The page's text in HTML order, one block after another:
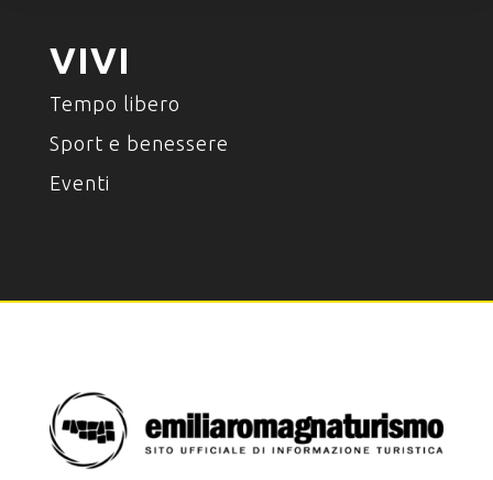
VIVI
Tempo libero
Sport e benessere
Eventi